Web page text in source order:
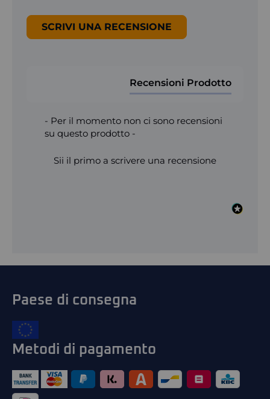
SCRIVI UNA RECENSIONE
Recensioni Prodotto
- Per il momento non ci sono recensioni
su questo prodotto -
Sii il primo a scrivere una recensione
New content loaded
Paese di consegna
Metodi di pagamento